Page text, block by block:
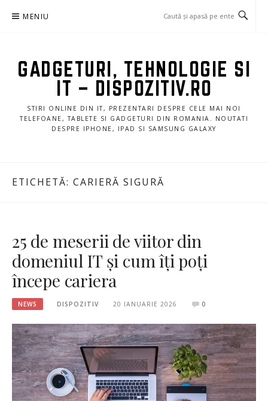
MENIU
GADGETURI, TEHNOLOGIE SI
IT – DISPOZITIV.RO
STIRI ONLINE DIN IT, PREZENTARI DESPRE CELE MAI NOI
TELEFOANE, TABLETE SI GADGETURI DIN ROMANIA. NOUTATI
DESPRE IPHONE, IPAD SI SAMSUNG GALAXY
ETICHETĂ: CARIERĂ SIGURĂ
25 de meserii de viitor din
domeniul IT și cum îți poți
începe cariera
NEWS DISPOZITIV 20 IANUARIE 2026 0